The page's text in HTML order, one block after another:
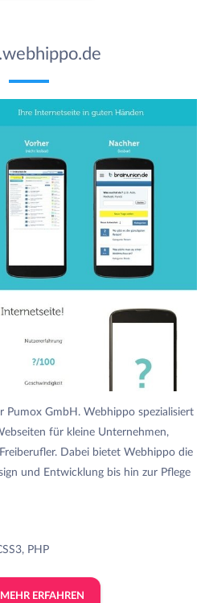
Pumox GmbH. Webhippo spezialisiert
für kleine Unternehmen,
Dabei bietet Webhippo die
und Entwicklung bis hin zur Pflege
PHP
ERFAHREN